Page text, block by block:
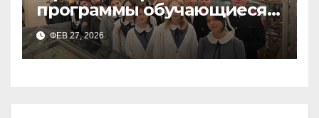
программы обучающиеся
9а,8,9б классов посетили
зоологический музей и
ФЕВ 27, 2026